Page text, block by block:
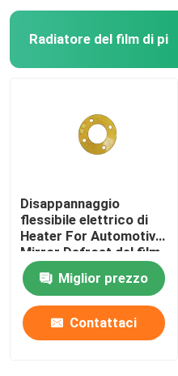
Radiatore del film di pi
Disappannaggio
flessibile elettrico di
Heater For Automotive
Mirror Defrost del film
di pi
Miglior prezzo
Contattaci